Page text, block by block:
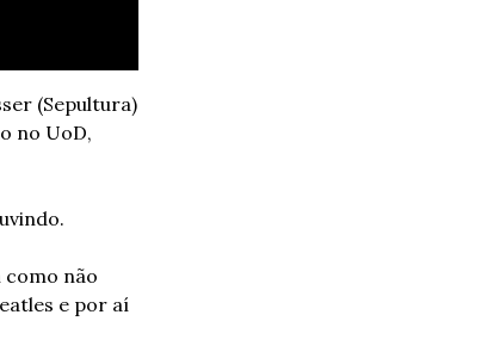
(Sepultura)
no UoD,
não
e por aí